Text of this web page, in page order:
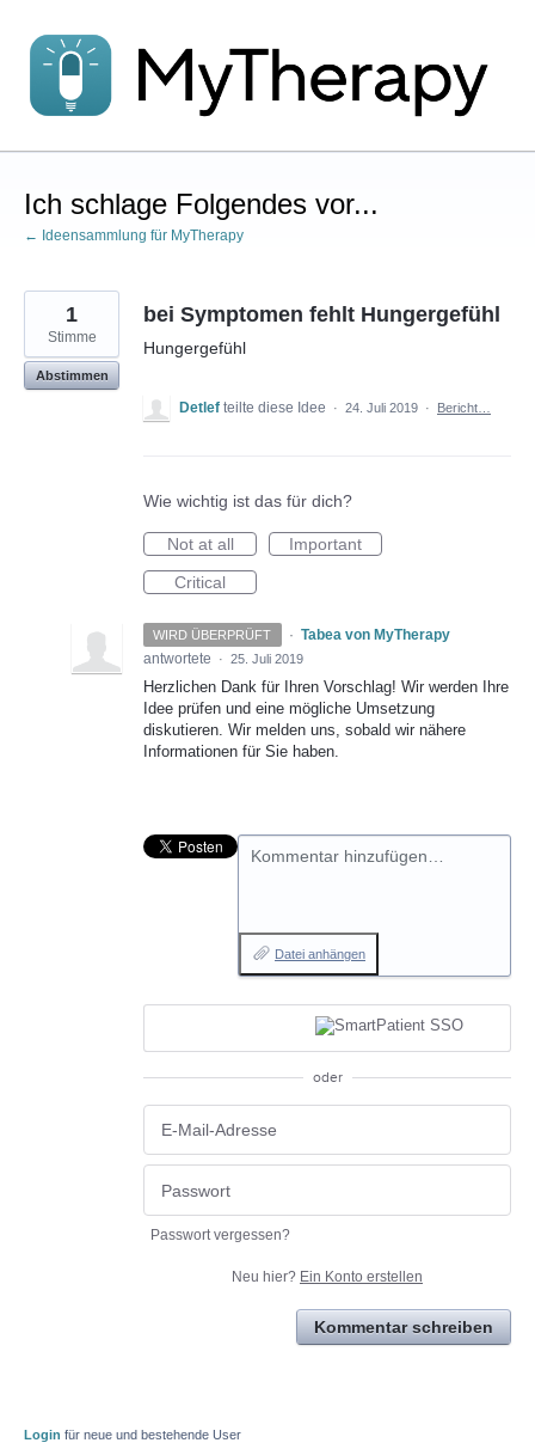
Inhalt
springen
Ich schlage Folgendes vor...
← Ideensammlung für MyTherapy
bei Symptomen fehlt Hungergefühl
Hungergefühl
1
Stimme
Abstimmen
Detlef teilte diese Idee · 24. Juli 2019 · Bericht…
Wie wichtig ist das für dich?
Not at all
Important
Critical
WIRD ÜBERPRÜFT · Tabea von MyTherapy
antwortete
· 25. Juli 2019
Herzlichen Dank für Ihren Vorschlag! Wir werden Ihre
Idee prüfen und eine mögliche Umsetzung
diskutieren. Wir melden uns, sobald wir nähere
Informationen für Sie haben.
Kommentar hinzufügen…
Datei anhängen
oder
Passwort vergessen?
Neu hier? Ein Konto erstellen
Kommentar schreiben
Login für neue und bestehende User